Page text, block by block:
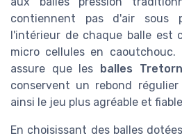
contiennent pas d'air sous
l'intérieur de chaque balle est
micro cellules en caoutchouc.
assure que les
balles Tretorn
conservent un rebond
ainsi le jeu plus agréable et
En choisissant des balles